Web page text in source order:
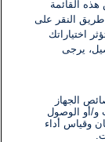
القائمة
النقر على
اختياراتك
يرجى
الجهاز
و/أو الوصول
وقياس أداء